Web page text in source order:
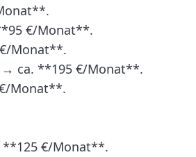
€/Monat**.
Monat**.
→ ca. **195 €/Monat**.
Monat**.
**125 €/Monat**.